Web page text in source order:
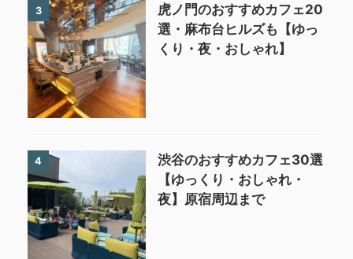
3
虎ノ門のおすすめカフェ20
選・麻布台ヒルズも【ゆっ
くり・夜・おしゃれ】
4
渋谷のおすすめカフェ30選
【ゆっくり・おしゃれ・
夜】原宿周辺まで